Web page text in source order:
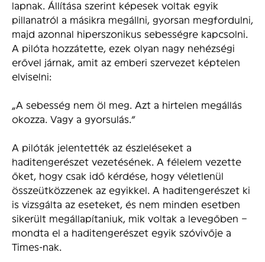
lapnak. Állítása szerint képesek voltak egyik
pillanatról a másikra megállni, gyorsan megfordulni,
majd azonnal hiperszonikus sebességre kapcsolni.
A pilóta hozzátette, ezek olyan nagy nehézségi
erővel járnak, amit az emberi szervezet képtelen
elviselni:
„A sebesség nem öl meg. Azt a hirtelen megállás
okozza. Vagy a gyorsulás.”
A pilóták jelentették az észleléseket a
haditengerészet vezetésének. A félelem vezette
őket, hogy csak idő kérdése, hogy véletlenül
összeütközzenek az egyikkel. A haditengerészet ki
is vizsgálta az eseteket, és nem minden esetben
sikerült megállapítaniuk, mik voltak a levegőben –
mondta el a haditengerészet egyik szóvivője a
Times-nak.